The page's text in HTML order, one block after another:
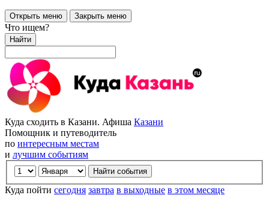
Открыть меню Закрыть меню
Что ищем?
Найти
Куда сходить в Казани. Афиша Казани
Помощник и путеводитель
по интересным местам
и лучшим событиям
Куда пойти сегодня завтра в выходные в этом месяце